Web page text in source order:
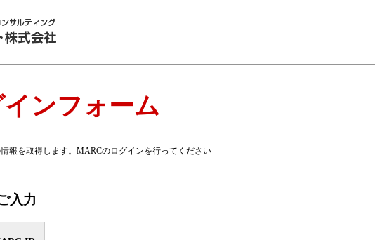
ンフォーム
報を取得します。MARCのログインを行ってください
入力